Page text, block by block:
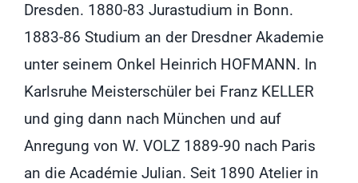
RUGIA Shop
Dresden. 1880-83 Jurastudium in Bonn.
1883-86 Studium an der Dresdner Akademie
unter seinem Onkel Heinrich HOFMANN. In
Karlsruhe Meisterschüler bei Franz KELLER
und ging dann nach München und auf
Anregung von W. VOLZ 1889-90 nach Paris
an die Académie Julian. Seit 1890 Atelier in